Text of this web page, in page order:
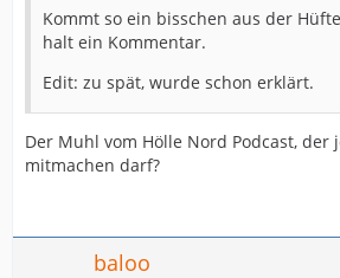
Kommt so ein bisschen aus der
halt ein Kommentar.
Edit: zu spät, wurde schon erklärt.
Der Muhl vom Hölle Nord Podcast,
mitmachen darf?
baloo